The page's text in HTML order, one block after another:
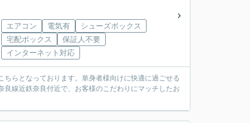
エアコン 電気有
シューズボックス
宅配ボックス
保証人不要
インターネット対応
らとなっております。単身者様向けに快適に過ごせる
線近鉄奈良付近で、お客様のこだわりにマッチしたお